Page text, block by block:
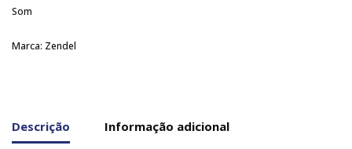
Som
Marca: Zendel
Descrição Informação adicional